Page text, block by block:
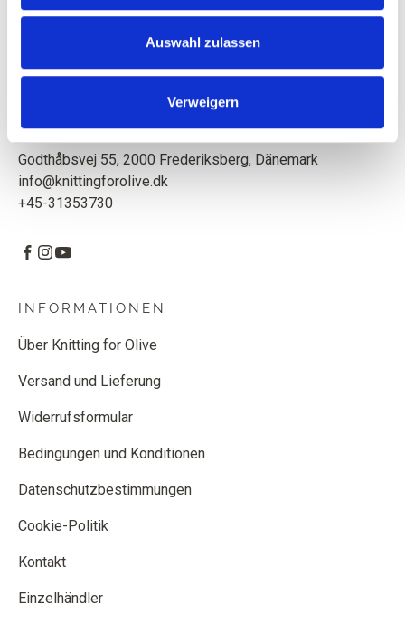
Auswahl zulassen
Verweigern
Mutter und Tochter kreieren Strickanleitungen und
Umwelt. Sitz in Kopenhagen, Dänemark.
Godthåbsvej 55, 2000 Frederiksberg, Dänemark
info@knittingforolive.dk
+45-31353730
INFORMATIONEN
Über Knitting for Olive
Versand und Lieferung
Widerrufsformular
Bedingungen und Konditionen
Datenschutzbestimmungen
Cookie-Politik
Kontakt
Einzelhändler